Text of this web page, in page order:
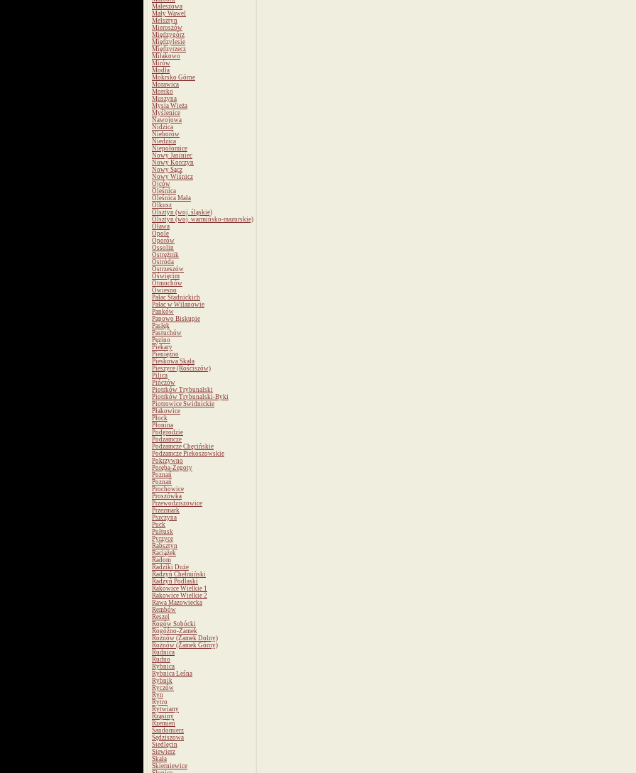
Maleszowa
Mały Wawel
Melsztyn
Mieroszów
Międzygórz
Międzylesie
Międzyrzecz
Miłakowo
Mirów
Modła
Mokrsko Górne
Morawica
Morsko
Muszyna
Mysia Wieża
Myślenice
Nawojowa
Nidzica
Nieborów
Niedzica
Niepołomice
Nowy Jasiniec
Nowy Korczyn
Nowy Sącz
Nowy Wiśnicz
Ojców
Oleśnica
Oleśnica Mała
Olkusz
Olsztyn (woj. śląskie)
Olsztyn (woj. warmińsko-mazurskie)
Oława
Opole
Oporów
Ossolin
Ostrężnik
Ostróda
Ostrzeszów
Oświęcim
Otmuchów
Owiesno
Pałac Stadnickich
Pałac w Wilanowie
Panków
Papowo Biskupie
Pasłęk
Pastuchów
Pęzino
Piekary
Pieniężno
Pieskowa Skała
Pieszyce (Rościszów)
Pilica
Pińczów
Piotrków Trybunalski
Piotrków Trybunalski-Byki
Piotrowice Świdnickie
Płakowice
Płock
Płonina
Podgrodzie
Podzamcze
Podzamcze Chęcińskie
Podzamcze Piekoszowskie
Pokrzywno
Poręba-Żegoty
Poznań
Poznań
Prochowice
Proszówka
Przewodziszowice
Przezmark
Pszczyna
Puck
Pułtusk
Pyrzyce
Rabsztyn
Raciążek
Radom
Radziki Duże
Radzyń Chełmiński
Radzyń Podlaski
Rakowice Wielkie 1
Rakowice Wielkie 2
Rawa Mazowiecka
Rembów
Reszel
Rogów Sobócki
Rogóźno-Zamek
Rożnów (Zamek Dolny)
Rożnów (Zamek Górny)
Rudnica
Rudno
Rybnica
Rybnica Leśna
Rybnik
Ryczów
Ryn
Rytro
Rytwiany
Rząsiny
Rzemień
Sandomierz
Sędziszowa
Siedlęcin
Siewierz
Skała
Skierniewice